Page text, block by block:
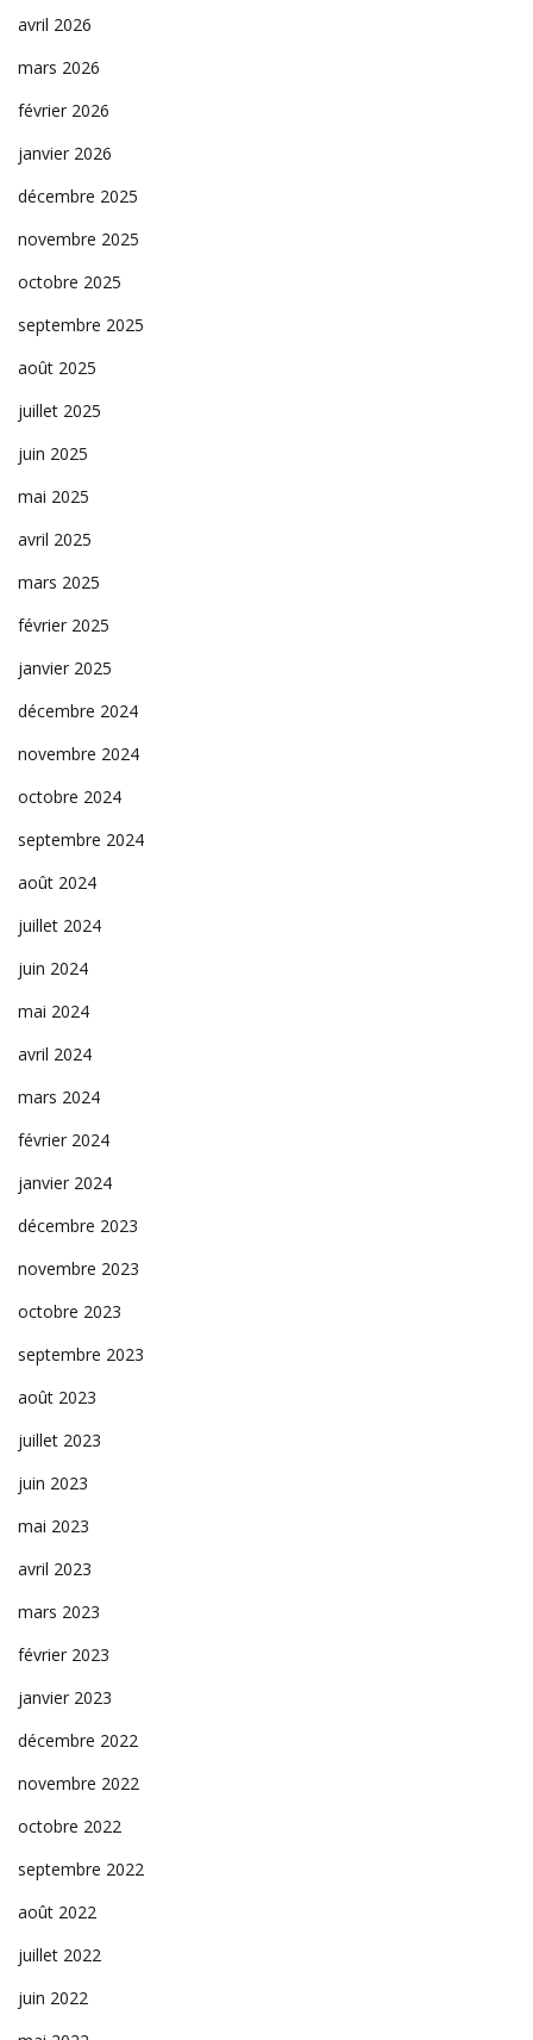
avril 2026
mars 2026
février 2026
janvier 2026
décembre 2025
novembre 2025
octobre 2025
septembre 2025
août 2025
juillet 2025
juin 2025
mai 2025
avril 2025
mars 2025
février 2025
janvier 2025
décembre 2024
novembre 2024
octobre 2024
septembre 2024
août 2024
juillet 2024
juin 2024
mai 2024
avril 2024
mars 2024
février 2024
janvier 2024
décembre 2023
novembre 2023
octobre 2023
septembre 2023
août 2023
juillet 2023
juin 2023
mai 2023
avril 2023
mars 2023
février 2023
janvier 2023
décembre 2022
novembre 2022
octobre 2022
septembre 2022
août 2022
juillet 2022
juin 2022